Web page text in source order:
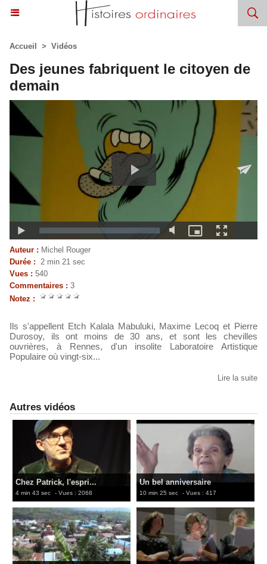
Accueil > Vidéos
Des jeunes fabriquent le citoyen de
demain
Auteur : Michel Rouger
Durée : 2 min 21 sec
Vues : 540
Commentaires : 3
Notez :
Ils s'appellent Etch Kalala Mabuluki, Maxime Lecoq et Pierre
Durosoy, ils ont moins de 30 ans, et sont les chevilles
ouvrières, à Rennes, d'un insolite Laboratoire Artistique
Populaire où vingt-six...
Lire la suite
Autres vidéos
Chez Patrick, l'espri...
4 min 43 sec - Vues : 2068
Un bel anniversaire
10 min 25 sec - Vues : 417